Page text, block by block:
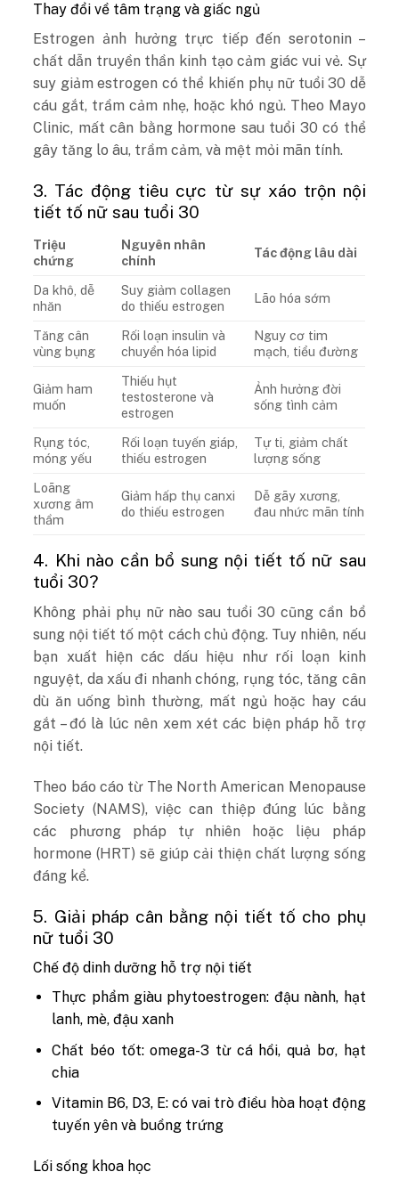
Thay đổi về tâm trạng và giấc ngủ
Estrogen ảnh hưởng trực tiếp đến serotonin –
chất dẫn truyền thần kinh tạo cảm giác vui vẻ. Sự
suy giảm estrogen có thể khiến phụ nữ tuổi 30 dễ
cáu gắt, trầm cảm nhẹ, hoặc khó ngủ. Theo Mayo
Clinic, mất cân bằng hormone sau tuổi 30 có thể
gây tăng lo âu, trầm cảm, và mệt mỏi mãn tính.
3. Tác động tiêu cực từ sự xáo trộn nội
tiết tố nữ sau tuổi 30
Triệu
chứng
Nguyên nhân
chính
Tác động lâu dài
Da khô, dễ
nhăn
Suy giảm collagen
do thiếu estrogen
Lão hóa sớm
Tăng cân
vùng bụng
Rối loạn insulin và
chuyển hóa lipid
Nguy cơ tim
mạch, tiểu đường
Giảm ham
muốn
Thiếu hụt
testosterone và
estrogen
Ảnh hưởng đời
sống tình cảm
Rụng tóc,
móng yếu
Rối loạn tuyến giáp,
thiếu estrogen
Tự ti, giảm chất
lượng sống
Loãng
xương âm
thầm
Giảm hấp thụ canxi
do thiếu estrogen
Dễ gãy xương,
đau nhức mãn tính
4. Khi nào cần bổ sung nội tiết tố nữ sau
tuổi 30?
Không phải phụ nữ nào sau tuổi 30 cũng cần bổ
sung nội tiết tố một cách chủ động. Tuy nhiên, nếu
bạn xuất hiện các dấu hiệu như rối loạn kinh
nguyệt, da xấu đi nhanh chóng, rụng tóc, tăng cân
dù ăn uống bình thường, mất ngủ hoặc hay cáu
gắt – đó là lúc nên xem xét các biện pháp hỗ trợ
nội tiết.
Theo báo cáo từ The North American Menopause
Society (NAMS), việc can thiệp đúng lúc bằng
các phương pháp tự nhiên hoặc liệu pháp
hormone (HRT) sẽ giúp cải thiện chất lượng sống
đáng kể.
5. Giải pháp cân bằng nội tiết tố cho phụ
nữ tuổi 30
Chế độ dinh dưỡng hỗ trợ nội tiết
Thực phẩm giàu phytoestrogen: đậu nành, hạt
lanh, mè, đậu xanh
Chất béo tốt: omega-3 từ cá hồi, quả bơ, hạt
chia
Vitamin B6, D3, E: có vai trò điều hòa hoạt động
tuyến yên và buồng trứng
Lối sống khoa học